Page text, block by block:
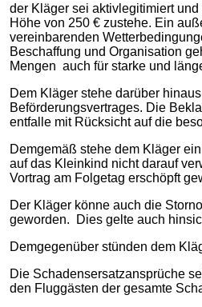
der Kläger sei aktivlegitimiert
Höhe von 250 € zustehe. Ein
vereinbarenden
Beschaffung und Organisation
Mengen auch für starke und
Dem Kläger stehe darüber
Beförderungsvertrages. Die
entfalle mit Rücksicht auf die
Demgemäß stehe dem Kläger
auf das Kleinkind nicht darauf
Vortrag am Folgetag erschöpft
Der Kläger könne auch die
geworden. Dies gelte auch
Demgegenüber stünden dem
Die Schadensersatzansprüche
den Fluggästen der gesamte